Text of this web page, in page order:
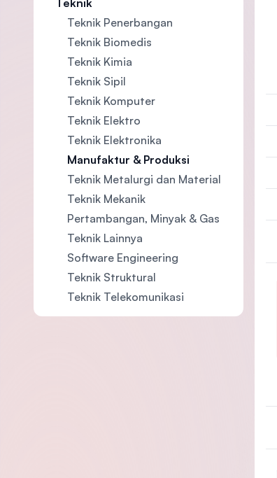
Teknik
Teknik Penerbangan
Teknik Biomedis
Teknik Kimia
Teknik Sipil
Teknik Komputer
Teknik Elektro
Teknik Elektronika
Manufaktur & Produksi
Teknik Metalurgi dan Material
Teknik Mekanik
Pertambangan, Minyak & Gas
Teknik Lainnya
Software Engineering
Teknik Struktural
Teknik Telekomunikasi